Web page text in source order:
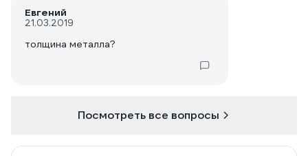
Евгений
21.03.2019
толщина металла?
Посмотреть все вопросы